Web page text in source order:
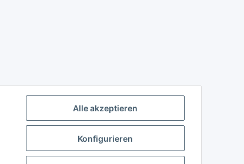
Alle akzeptieren
Konfigurieren